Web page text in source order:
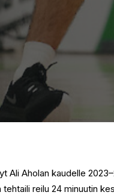
Ali Aholan kaudelle
reilu 24 minuutin